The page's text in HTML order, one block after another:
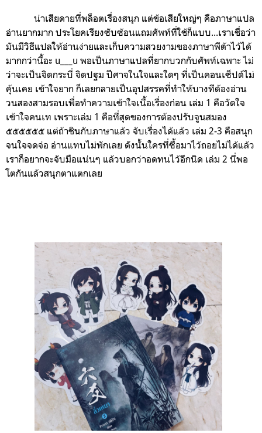
น่าเสียดายที่พล็อตเรื่องสนุก แต่ข้อเสียใหญ่ๆ คือภาษาแปล
อ่านยากมาก ประโยคเรียงซับซ้อนแถมศัพท์ที่ใช้ก็แบบ...เราเชื่อว่า
มันมีวิธีแปลให้อ่านง่ายและเก็บความสวยงามของภาษาพีต้าไว้ได้
มากกว่านี้อะ u___u พอเป็นภาษาแปลที่ยากบวกกับศัพท์เฉพาะ ไม่
ว่าจะเป็นจิตกระบี่ จิตปฐม ปีศาจในใจและใดๆ ที่เป็นคอนเซ็ปต์ไม่
คุ้นเคย เข้าใจยาก ก็เลยกลายเป็นอุปสรรคที่ทำให้บางทีต้องอ่าน
วนสองสามรอบเพื่อทำความเข้าใจเนื้อเรื่องก่อน เล่ม 1 คือวัดใจ
เข้าใจคนเท เพราะเล่ม 1 คือที่สุดของการต้องปรับจูนสมอง
๕๕๕๕๕๕ แต่ถ้าชินกับภาษาแล้ว จับเรื่องได้แล้ว เล่ม 2-3 คือสนุก
จนใจจดจ่อ อ่านแทบไม่พักเลย ดังนั้นใครที่ซื้อมาไว้ถอยไม่ได้แล้ว
เราก็อยากจะจับมือแน่นๆ แล้วบอกว่าอดทนไว้อีกนิด เล่ม 2 นี่พอ
โตกันแล้วสนุกตาแตกเลย